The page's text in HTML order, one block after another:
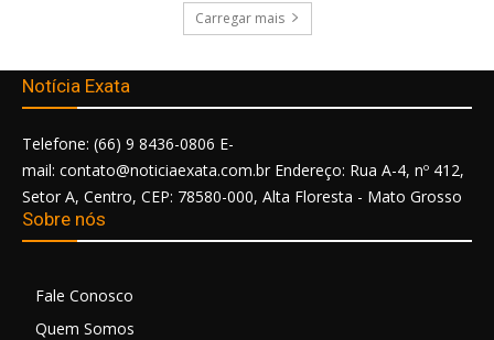
Carregar mais
Notícia Exata
Telefone: (66) 9 8436-0806 E-
mail: contato@noticiaexata.com.br Endereço: Rua A-4, nº 412,
Setor A, Centro, CEP: 78580-000, Alta Floresta - Mato Grosso
Sobre nós
Fale Conosco
Quem Somos